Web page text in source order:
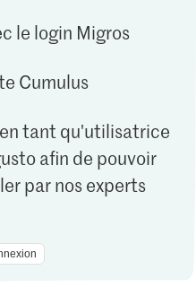
le login Migros
Cumulus
tant qu'utilisatrice
afin de pouvoir
par nos experts